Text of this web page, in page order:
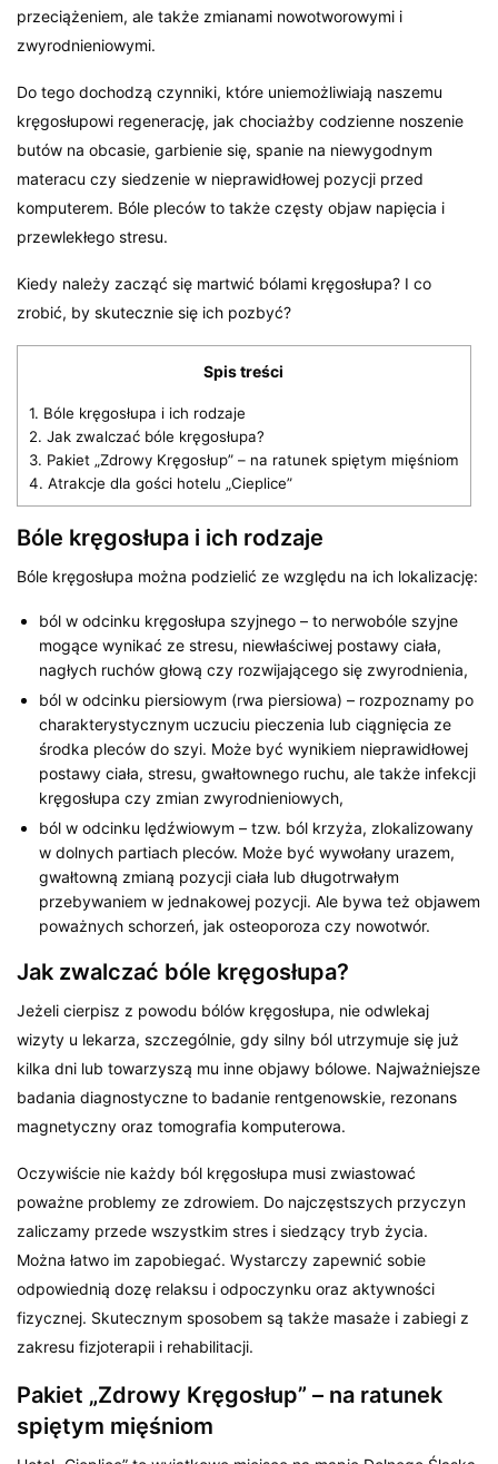
przeciążeniem, ale także zmianami nowotworowymi i
zwyrodnieniowymi.
Do tego dochodzą czynniki, które uniemożliwiają naszemu
kręgosłupowi regenerację, jak chociażby codzienne noszenie
butów na obcasie, garbienie się, spanie na niewygodnym
materacu czy siedzenie w nieprawidłowej pozycji przed
komputerem. Bóle pleców to także częsty objaw napięcia i
przewlekłego stresu.
Kiedy należy zacząć się martwić bólami kręgosłupa? I co
zrobić, by skutecznie się ich pozbyć?
Spis treści
1. Bóle kręgosłupa i ich rodzaje
2. Jak zwalczać bóle kręgosłupa?
3. Pakiet „Zdrowy Kręgosłup” – na ratunek spiętym mięśniom
4. Atrakcje dla gości hotelu „Cieplice”
Bóle kręgosłupa i ich rodzaje
Bóle kręgosłupa można podzielić ze względu na ich lokalizację:
ból w odcinku kręgosłupa szyjnego – to nerwobóle szyjne
mogące wynikać ze stresu, niewłaściwej postawy ciała,
nagłych ruchów głową czy rozwijającego się zwyrodnienia,
ból w odcinku piersiowym (rwa piersiowa) – rozpoznamy po
charakterystycznym uczuciu pieczenia lub ciągnięcia ze
środka pleców do szyi. Może być wynikiem nieprawidłowej
postawy ciała, stresu, gwałtownego ruchu, ale także infekcji
kręgosłupa czy zmian zwyrodnieniowych,
ból w odcinku lędźwiowym – tzw. ból krzyża, zlokalizowany
w dolnych partiach pleców. Może być wywołany urazem,
gwałtowną zmianą pozycji ciała lub długotrwałym
przebywaniem w jednakowej pozycji. Ale bywa też objawem
poważnych schorzeń, jak osteoporoza czy nowotwór.
Jak zwalczać bóle kręgosłupa?
Jeżeli cierpisz z powodu bólów kręgosłupa, nie odwlekaj
wizyty u lekarza, szczególnie, gdy silny ból utrzymuje się już
kilka dni lub towarzyszą mu inne objawy bólowe. Najważniejsze
badania diagnostyczne to badanie rentgenowskie, rezonans
magnetyczny oraz tomografia komputerowa.
Oczywiście nie każdy ból kręgosłupa musi zwiastować
poważne problemy ze zdrowiem. Do najczęstszych przyczyn
zaliczamy przede wszystkim stres i siedzący tryb życia.
Można łatwo im zapobiegać. Wystarczy zapewnić sobie
odpowiednią dozę relaksu i odpoczynku oraz aktywności
fizycznej. Skutecznym sposobem są także masaże i zabiegi z
zakresu fizjoterapii i rehabilitacji.
Pakiet „Zdrowy Kręgosłup” – na ratunek
spiętym mięśniom